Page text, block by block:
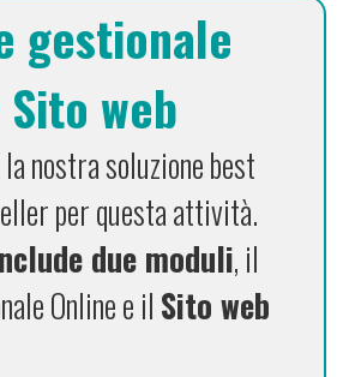
gestionale
web
la nostra soluzione best
per questa attività.
due moduli, il
Online e il Sito web